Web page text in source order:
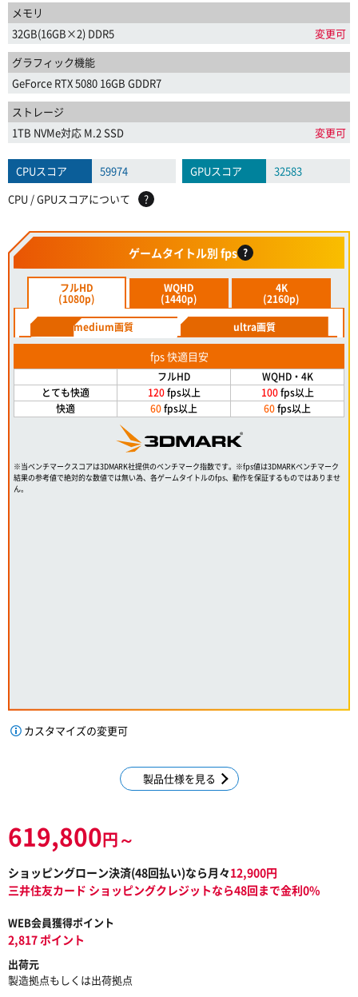
メモリ
32GB(16GB×2) DDR5
変更可
グラフィック機能
GeForce RTX 5080 16GB GDDR7
ストレージ
1TB NVMe対応 M.2 SSD
変更可
CPUスコア 59974 GPUスコア
32583
CPU / GPUスコアについて
?
ゲームタイトル別 fps ?
フルHD
(1080p)
WQHD
(1440p)
4K
(2160p)
medium画質
ultra画質
fps 快適目安
フルHD
WQHD・4K
とても快適
120fps以上 100fps以上
快適
60fps以上 60fps以上
※当ベンチマークスコアは3DMARK社提供のベンチマーク指数です。※fps値は3DMARKベンチマーク
結果の参考値で絶対的な数値では無い為、各ゲームタイトルのfps、動作を保証するものではありませ
ん。
カスタマイズの変更可
製品仕様を見る
619,800円～
ショッピングローン決済(48回払い)なら月々12,900円
三井住友カード ショッピングクレジットなら48回まで金利0%
WEB会員獲得ポイント
2,817 ポイント
出荷元
製造拠点もしくは出荷拠点